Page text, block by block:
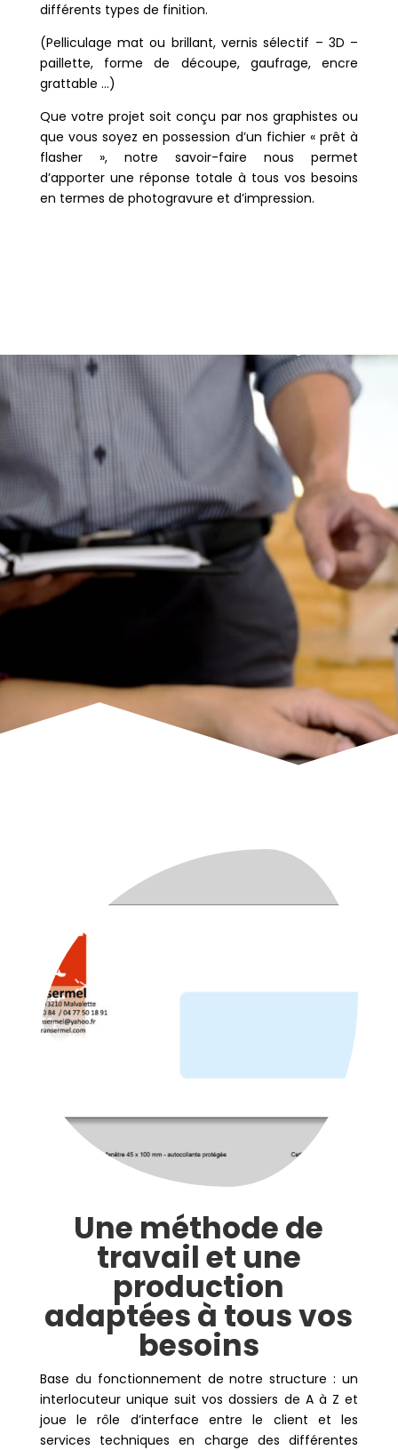
différents types de finition.
(Pelliculage mat ou brillant, vernis sélectif – 3D –
paillette, forme de découpe, gaufrage, encre
grattable …)
Que votre projet soit conçu par nos graphistes ou
que vous soyez en possession d’un fichier « prêt à
flasher », notre savoir-faire nous permet
d’apporter une réponse totale à tous vos besoins
en termes de photogravure et d’impression.
Une méthode de
travail et une
production
adaptées à tous vos
besoins
Base du fonctionnement de notre structure : un
interlocuteur unique suit vos dossiers de A à Z et
joue le rôle d’interface entre le client et les
services techniques en charge des différentes